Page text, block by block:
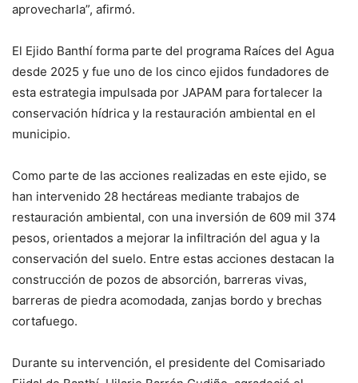
aprovecharla”, afirmó.
El Ejido Banthí forma parte del programa Raíces del Agua
desde 2025 y fue uno de los cinco ejidos fundadores de
esta estrategia impulsada por JAPAM para fortalecer la
conservación hídrica y la restauración ambiental en el
municipio.
Como parte de las acciones realizadas en este ejido, se
han intervenido 28 hectáreas mediante trabajos de
restauración ambiental, con una inversión de 609 mil 374
pesos, orientados a mejorar la infiltración del agua y la
conservación del suelo. Entre estas acciones destacan la
construcción de pozos de absorción, barreras vivas,
barreras de piedra acomodada, zanjas bordo y brechas
cortafuego.
Durante su intervención, el presidente del Comisariado